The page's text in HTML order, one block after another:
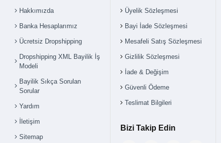
Hakkımızda
Banka Hesaplarımız
Ücretsiz Dropshipping
Dropshipping XML Bayilik İş
Modeli
Bayilik Sıkça Sorulan
Sorular
Yardım
İletişim
Sitemap
Üyelik Sözleşmesi
Bayi İade Sözleşmesi
Mesafeli Satış Sözleşmesi
Gizlilik Sözleşmesi
İade & Değişim
Güvenli Ödeme
Teslimat Bilgileri
Bizi Takip Edin